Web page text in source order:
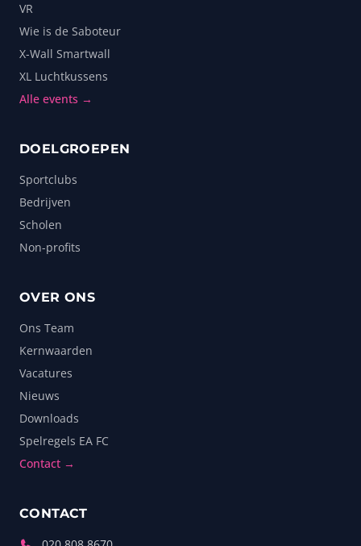
VR
Wie is de Saboteur
X-Wall Smartwall
XL Luchtkussens
Alle events →
DOELGROEPEN
Sportclubs
Bedrijven
Scholen
Non-profits
OVER ONS
Ons Team
Kernwaarden
Vacatures
Nieuws
Downloads
Spelregels EA FC
Contact →
CONTACT